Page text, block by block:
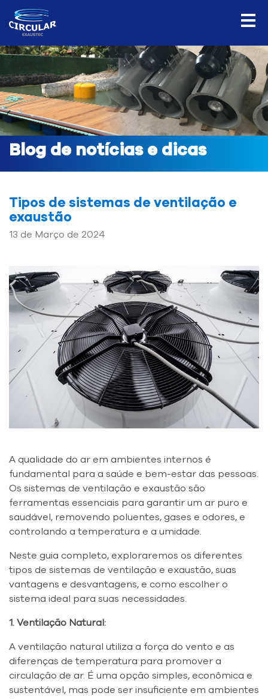
Blog de notícias e dicas
Tipos de sistemas de ventilação e
exaustão
13 de Março de 2024
A qualidade do ar em ambientes internos é
fundamental para a saúde e bem-estar das pessoas.
Os sistemas de ventilação e exaustão são
ferramentas essenciais para garantir um ar puro e
saudável, removendo poluentes, gases e odores, e
controlando a temperatura e a umidade.
Neste guia completo, exploraremos os diferentes
tipos de sistemas de ventilação e exaustão, suas
vantagens e desvantagens, e como escolher o
sistema ideal para suas necessidades.
1. Ventilação Natural:
A ventilação natural utiliza a força do vento e as
diferenças de temperatura para promover a
circulação de ar. É uma opção simples, econômica e
sustentável, mas pode ser insuficiente em ambientes